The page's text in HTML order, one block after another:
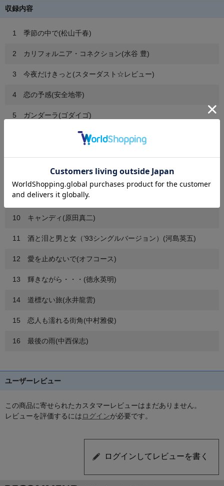
収録内容
1 季節の中で(松山千春)
2 カリフォルニア・コネクション(水谷 豊)
3 今夜だけきっと(スターダスト☆レビュー)
4 恋の予感(安全地帯)
5 ガンダーラ(ゴダイゴ)
6 サボテンの花(財津和夫)
7 ガラス越しに消えた夏(鈴木雅之)
8 街の灯り(堺 正章)
9 初恋(村下孝蔵)
10 キャンディ(原田真二)
11 酒と泪と男と女（’93シングルバージョン）(河島英五)
12 愛を止めないで(オフコース)
13 輝きながら・・・(德永英明)
14 道標ない旅(永井龍雲)
15 恋人も濡れる街角(中村雅俊)
16 最後の雨(中西保志)
ユーザーレビュー
この商品に寄せられたカスタマーレビューはまだありません。
レビューを評価するにはログインが必要です。